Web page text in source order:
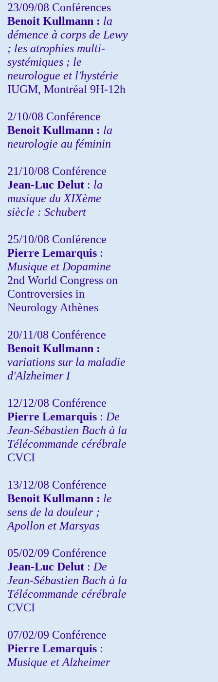
23/09/08 Conférences
Benoit Kullmann : la
démence à corps de Lewy
; les atrophies multi-
systémiques ; le
neurologue et l'hystérie
IUGM, Montréal 9H-12h
2/10/08 Conférence
Benoit Kullmann : la
neurologie au féminin
21/10/08 Conférence
Jean-Luc Delut : la
musique du XIXème
siècle : Schubert
25/10/08 Conférence
Pierre Lemarquis :
Musique et Dopamine
2nd World Congress on
Controversies in
Neurology Athènes
20/11/08 Conférence
Benoit Kullmann :
variations sur la maladie
d'Alzheimer I
12/12/08 Conférence
Pierre Lemarquis : De
Jean-Sébastien Bach à la
Télécommande cérébrale
CVCI
13/12/08 Conférence
Benoit Kullmann : le
sens de la douleur ;
Apollon et Marsyas
05/02/09 Conférence
Jean-Luc Delut : De
Jean-Sébastien Bach à la
Télécommande cérébrale
CVCI
07/02/09 Conférence
Pierre Lemarquis :
Musique et Alzheimer